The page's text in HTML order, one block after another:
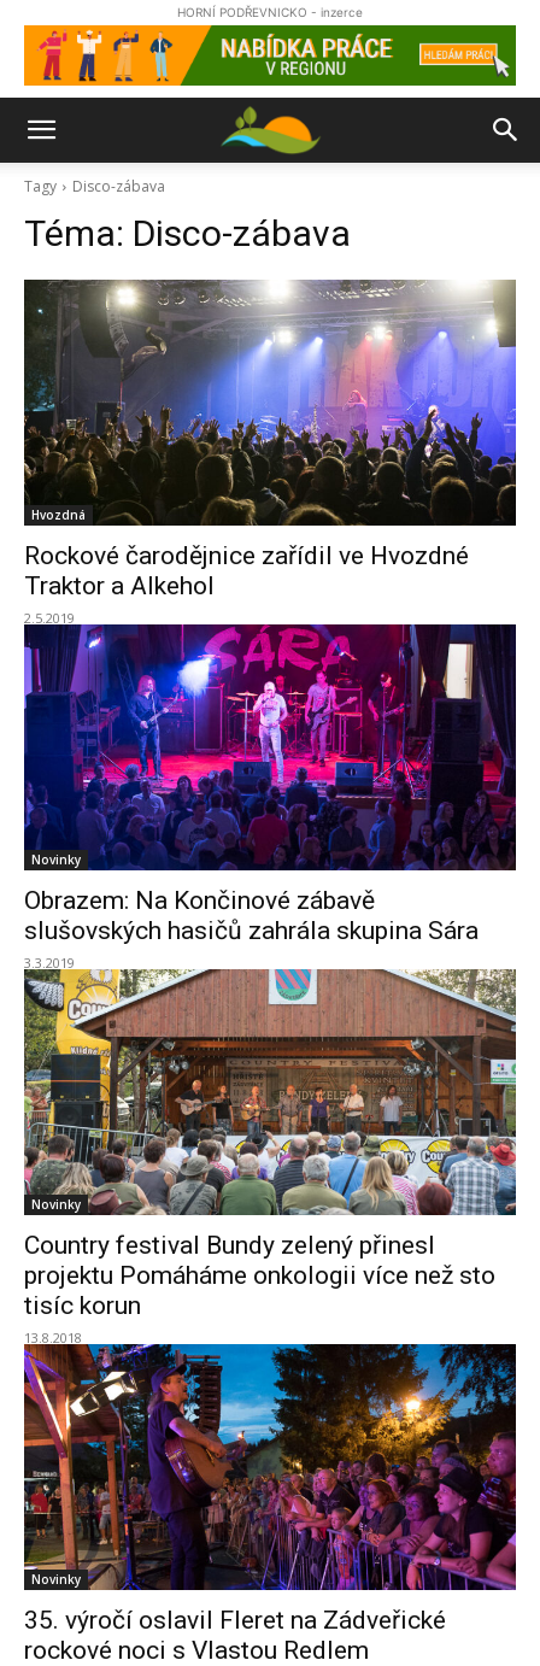
HORNÍ PODŘEVNICKO - inzerce
Tagy Disco-zábava
Téma: Disco-zábava
Hvozdná
Rockové čarodějnice zařídil ve Hvozdné
Traktor a Alkehol
2.5.2019
Novinky
Obrazem: Na Končinové zábavě
slušovských hasičů zahrála skupina Sára
3.3.2019
Novinky
Country festival Bundy zelený přinesl
projektu Pomáháme onkologii více než sto
tisíc korun
13.8.2018
Novinky
35. výročí oslavil Fleret na Zádveřické
rockové noci s Vlastou Redlem